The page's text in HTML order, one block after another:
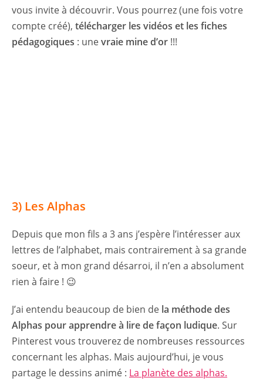
vous invite à découvrir. Vous pourrez (une fois votre
compte créé), télécharger les vidéos et les fiches
pédagogiques : unevraie mine d’or !!!
3) Les Alphas
Depuis que mon fils a 3 ans j’espère l’intéresser aux
lettres de l’alphabet, mais contrairement à sa grande
soeur, et à mon grand désarroi, il n’en a absolument
rien à faire ! 😉
J’ai entendu beaucoup de bien de la méthode des
Alphas pour apprendre à lire de façon ludique. Sur
Pinterest vous trouverez de nombreuses ressources
concernant les alphas. Mais aujourd’hui, je vous
partage le dessins animé : La planète des alphas.